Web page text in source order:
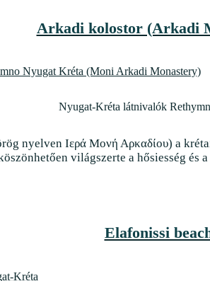
Arkadi kolostor (Arkadi
Nyugat-Kréta látnivalók
nyelven Ιερά Μονή Αρκαδίου) a
világszerte a hősiesség és
Elafonissi